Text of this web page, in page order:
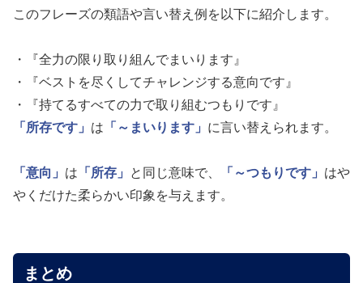
このフレーズの類語や言い替え例を以下に紹介します。
・『全力の限り取り組んでまいります』
・『ベストを尽くしてチャレンジする意向です』
・『持てるすべての力で取り組むつもりです』
「所存です」 は 「～まいります」 に言い替えられます。
「意向」 は 「所存」 と同じ意味で、 「～つもりです」 はや
やくだけた柔らかい印象を与えます。
まとめ